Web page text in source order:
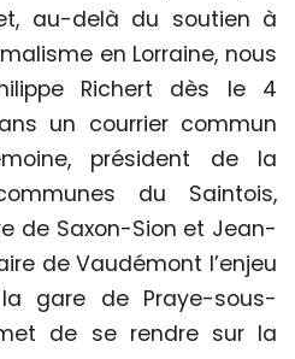
au-delà du soutien à
en Lorraine, nous
Richert dès le 4
un courrier commun
président de la
du Saintois,
de Saxon-Sion et Jean-
de Vaudémont l’enjeu
gare de Praye-sous-
de se rendre sur la